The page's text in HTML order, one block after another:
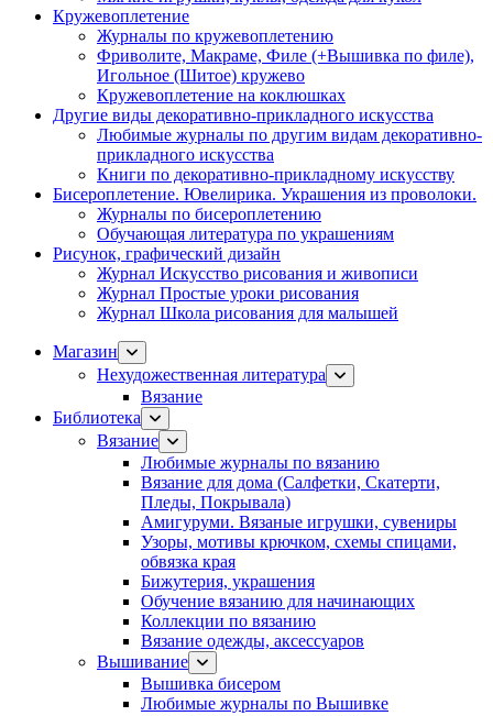
Кружевоплетение
Журналы по кружевоплетению
Фриволите, Макраме, Филе (+Вышивка по филе),
Игольное (Шитое) кружево
Кружевоплетение на коклюшках
Другие виды декоративно-прикладного искусства
Любимые журналы по другим видам декоративно-
прикладного искусства
Книги по декоративно-прикладному искусству
Бисероплетение. Ювелирика. Украшения из проволоки.
Журналы по бисероплетению
Обучающая литература по украшениям
Рисунок, графический дизайн
Журнал Искусство рисования и живописи
Журнал Простые уроки рисования
Журнал Школа рисования для малышей
Магазин
Нехудожественная литература
Вязание
Библиотека
Вязание
Любимые журналы по вязанию
Вязание для дома (Салфетки, Скатерти,
Пледы, Покрывала)
Амигуруми. Вязаные игрушки, сувениры
Узоры, мотивы крючком, схемы спицами,
обвязка края
Бижутерия, украшения
Обучение вязанию для начинающих
Коллекции по вязанию
Вязание одежды, аксессуаров
Вышивание
Вышивка бисером
Любимые журналы по Вышивке